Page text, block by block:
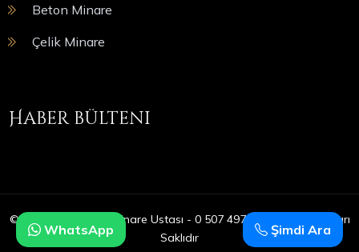
Beton Minare
Çelik Minare
Haber bülteni
© Copyright 2025 | Minare Ustası - 0 507 497 05 09 | Tüm Hakları
Saklıdır
Şimdi Ara
WhatsApp